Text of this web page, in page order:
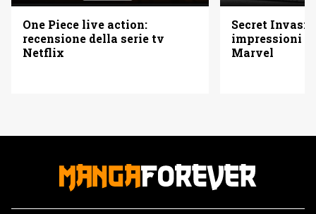
One Piece live action:
recensione della serie tv
Netflix
Secret
impressioni
Marvel